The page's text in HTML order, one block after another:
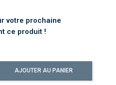
votre prochaine
ce produit !
AJOUTER AU PANIER